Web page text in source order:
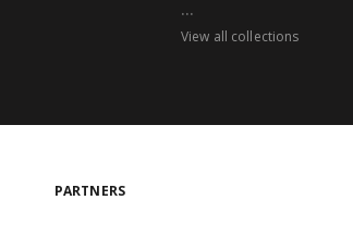
...
View all collections
PARTNERS